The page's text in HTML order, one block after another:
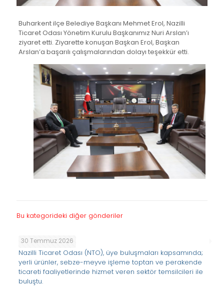
Buharkent ilçe Belediye Başkanı Mehmet Erol, Nazilli
Ticaret Odası Yönetim Kurulu Başkanımız Nuri Arslan’ı
ziyaret etti. Ziyarette konuşan Başkan Erol, Başkan
Arslan’a başarılı çalışmalarından dolayı teşekkür etti.
Bu kategorideki diğer gönderiler
30 Temmuz 2026
Nazilli Ticaret Odası (NTO), üye buluşmaları kapsamında;
yerli ürünler, sebze-meyve işleme toptan ve perakende
ticareti faaliyetlerinde hizmet veren sektör temsilcileri ile
buluştu.